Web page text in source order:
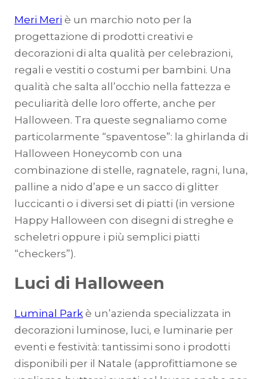
Meri Meri è un marchio noto per la
progettazione di prodotti creativi e
decorazioni di alta qualità per celebrazioni,
regali e vestiti o costumi per bambini. Una
qualità che salta all’occhio nella fattezza e
peculiarità delle loro offerte, anche per
Halloween. Tra queste segnaliamo come
particolarmente “spaventose”: la ghirlanda di
Halloween Honeycomb con una
combinazione di stelle, ragnatele, ragni, luna,
palline a nido d’ape e un sacco di glitter
luccicanti o i diversi set di piatti (in versione
Happy Halloween con disegni di streghe e
scheletri oppure i più semplici piatti
“checkers”).
Luci di Halloween
Luminal Park è un’azienda specializzata in
decorazioni luminose, luci, e luminarie per
eventi e festività: tantissimi sono i prodotti
disponibili per il Natale (approfittiamone se